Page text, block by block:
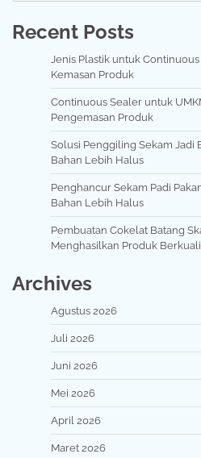
Recent Posts
Jenis Plastik untuk
Kemasan Produk
Continuous Sealer untuk
Pengemasan Produk
Solusi Penggiling Sekam Jadi
Bahan Lebih Halus
Penghancur Sekam Padi
Bahan Lebih Halus
Pembuatan Cokelat Batang
Menghasilkan Produk
Archives
Agustus 2026
Juli 2026
Juni 2026
Mei 2026
April 2026
Maret 2026